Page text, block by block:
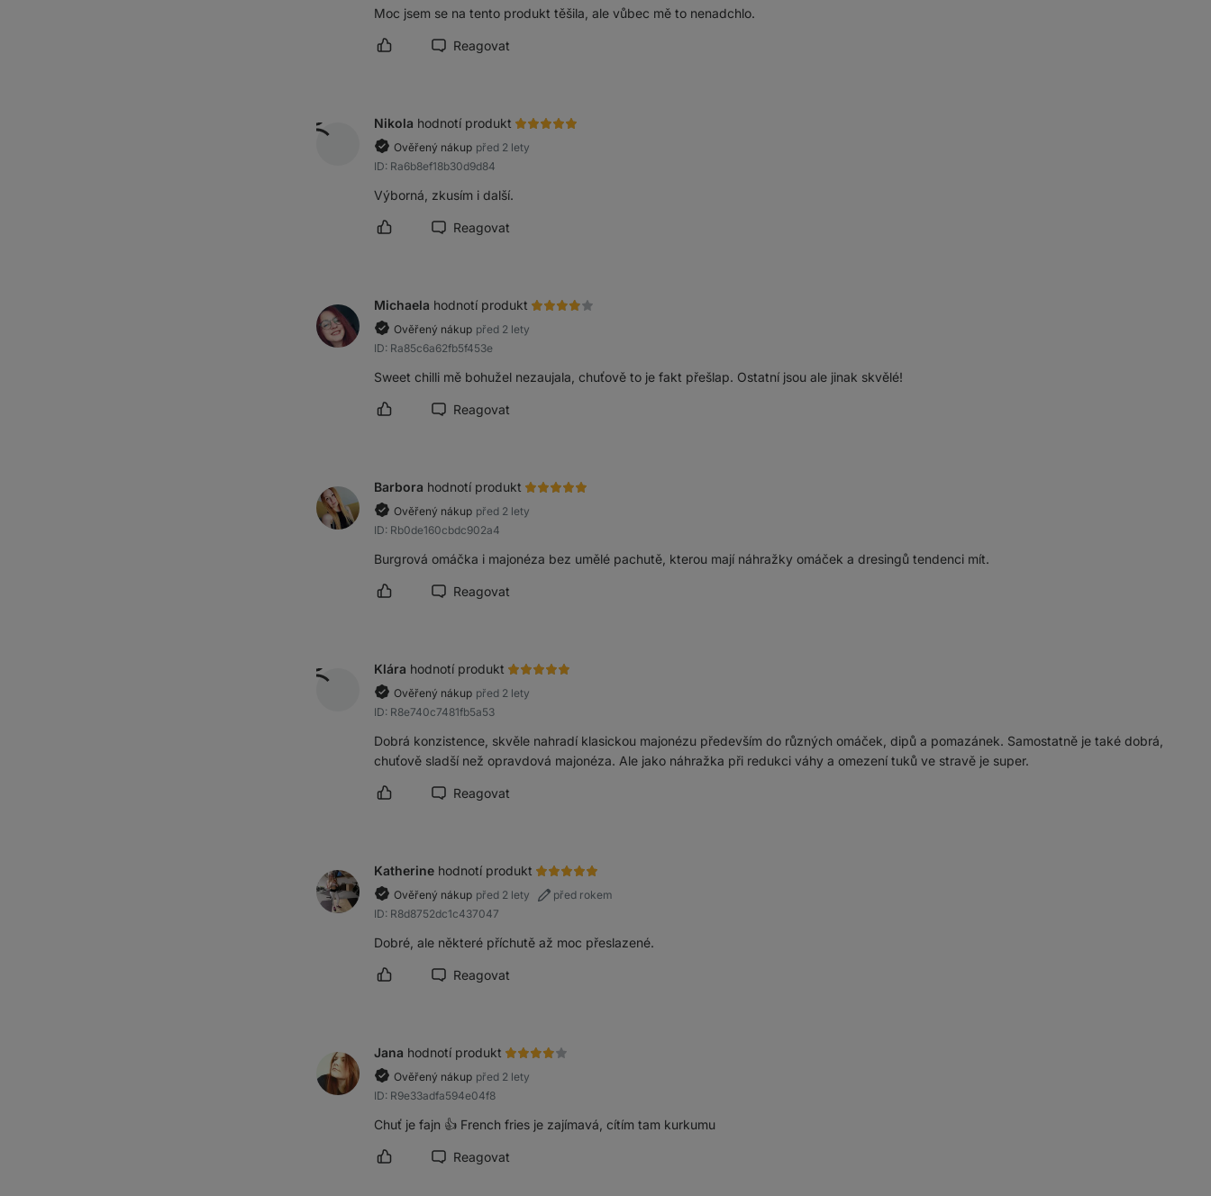
Moc jsem se na tento produkt těšila, ale vůbec mě to nenadchlo.
Označit recenzi jako přínosnou
Reagovat
Nikola hodnotí produkt
Ověřený nákup před 2 lety
ID: Ra6b8ef18b30d9d84
Výborná, zkusím i další.
Označit recenzi jako přínosnou
Reagovat
Michaela hodnotí produkt
Ověřený nákup před 2 lety
ID: Ra85c6a62fb5f453e
Sweet chilli mě bohužel nezaujala, chuťově to je fakt přešlap. Ostatní jsou ale jinak skvělé!
Označit recenzi jako přínosnou
Reagovat
Barbora hodnotí produkt
Ověřený nákup před 2 lety
ID: Rb0de160cbdc902a4
Burgrová omáčka i majonéza bez umělé pachutě, kterou mají náhražky omáček a dresingů tendenci mít.
Označit recenzi jako přínosnou
Reagovat
Klára hodnotí produkt
Ověřený nákup před 2 lety
ID: R8e740c7481fb5a53
Dobrá konzistence, skvěle nahradí klasickou majonézu především do různých omáček, dipů a pomazánek. Samostatně je také dobrá,
chuťově sladší než opravdová majonéza. Ale jako náhražka při redukci váhy a omezení tuků ve stravě je super.
Označit recenzi jako přínosnou
Reagovat
Katherine hodnotí produkt
Ověřený nákup před 2 lety
před rokem
ID: R8d8752dc1c437047
Dobré, ale některé příchutě až moc přeslazené.
Označit recenzi jako přínosnou
Reagovat
Jana hodnotí produkt
Ověřený nákup před 2 lety
ID: R9e33adfa594e04f8
Chuť je fajn 👍 French fries je zajímavá, cítím tam kurkumu
Označit recenzi jako přínosnou
Reagovat